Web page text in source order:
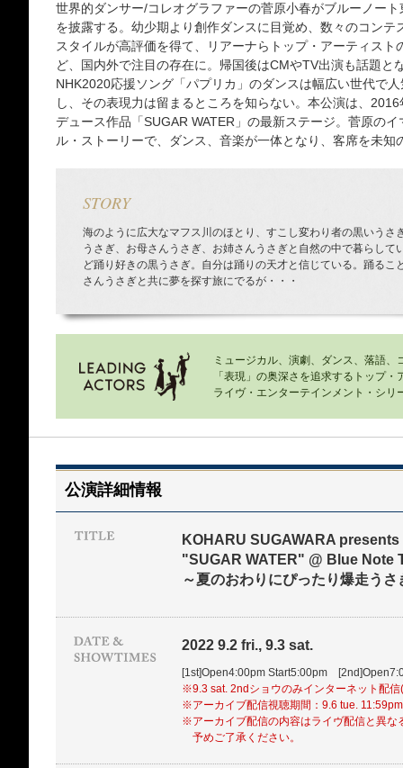
世界的ダンサー/コレオグラファーの菅原小春がブルーノー
を披露する。幼少期より創作ダンスに目覚め、数々のコン
スタイルが高評価を得て、リアーナらトップ・アーティス
ど、国内外で注目の存在に。帰国後はCMやTV出演も話題と
NHK2020応援ソング「パプリカ」のダンスは幅広い世代で
し、その表現力は留まるところを知らない。本公演は、
デュース作品「SUGAR WATER」の最新ステージ。菅原の
ル・ストーリーで、ダンス、音楽が一体となり、客席を未知
STORY
海のように広大なマフス川のほとり、すこし変わり者の黒いうさ
うさぎ、お母さんうさぎ、お姉さんうさぎと自然の中で暮らして
ど踊り好きの黒うさぎ。自分は踊りの天才と信じている。踊るこ
さんうさぎと共に夢を探す旅にでるが・・・
ミュージカル、演劇、ダンス、落語
「表現」の奥深さを追求するトップ
ライヴ・エンターテインメント・シリ
公演詳細情報
KOHARU SUGAWARA presents
"SUGAR WATER" @ Blue Note
～夏のおわりにぴったり爆走う
2022 9.2 fri., 9.3 sat.
[1st]Open4:00pm Start5:00pm
※9.3 sat. 2ndショウのみインターネット配信
※アーカイブ配信視聴期間：9.6 tue.
※アーカイブ配信の内容はライヴ配信と異な
予めご了承ください。